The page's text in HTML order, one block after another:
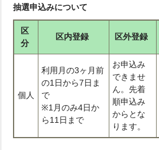
抽選申込みについて
区
分
区内登録 区外登録
個人
利用月の3ヶ月前
の1日から7日ま
で
※1月のみ4日か
ら11日まで
お申込み
できませ
ん。先着
順申込み
からとな
ります。